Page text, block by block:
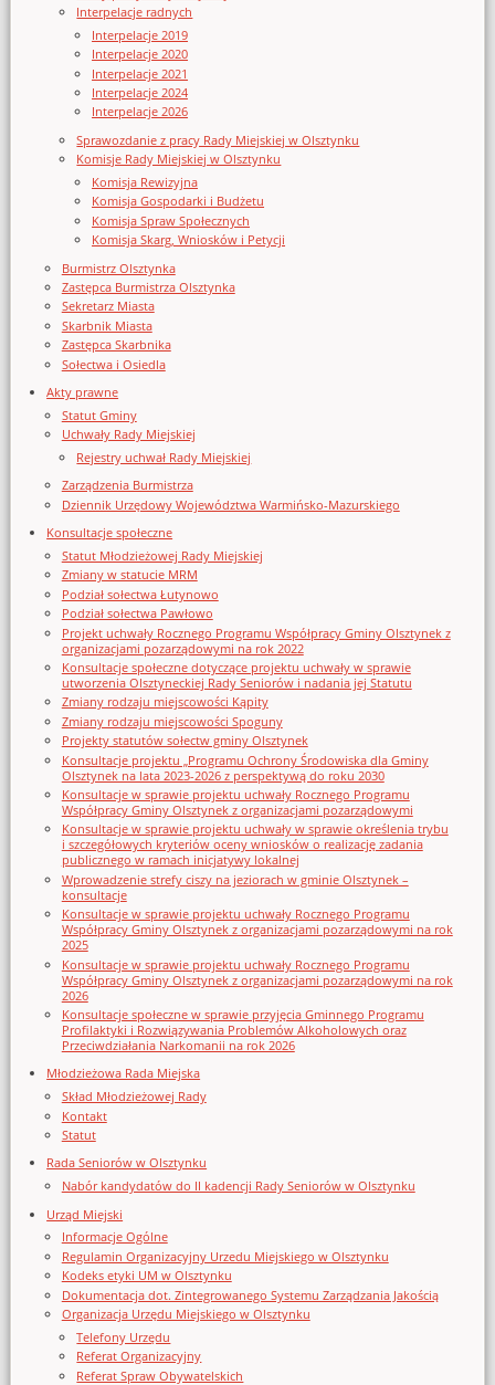
Interpelacje radnych
Interpelacje 2019
Interpelacje 2020
Interpelacje 2021
Interpelacje 2024
Interpelacje 2026
Sprawozdanie z pracy Rady Miejskiej w Olsztynku
Komisje Rady Miejskiej w Olsztynku
Komisja Rewizyjna
Komisja Gospodarki i Budżetu
Komisja Spraw Społecznych
Komisja Skarg, Wniosków i Petycji
Burmistrz Olsztynka
Zastępca Burmistrza Olsztynka
Sekretarz Miasta
Skarbnik Miasta
Zastępca Skarbnika
Sołectwa i Osiedla
Akty prawne
Statut Gminy
Uchwały Rady Miejskiej
Rejestry uchwał Rady Miejskiej
Zarządzenia Burmistrza
Dziennik Urzędowy Województwa Warmińsko-Mazurskiego
Konsultacje społeczne
Statut Młodzieżowej Rady Miejskiej
Zmiany w statucie MRM
Podział sołectwa Łutynowo
Podział sołectwa Pawłowo
Projekt uchwały Rocznego Programu Współpracy Gminy Olsztynek z
organizacjami pozarządowymi na rok 2022
Konsultacje społeczne dotyczące projektu uchwały w sprawie
utworzenia Olsztyneckiej Rady Seniorów i nadania jej Statutu
Zmiany rodzaju miejscowości Kąpity
Zmiany rodzaju miejscowości Spoguny
Projekty statutów sołectw gminy Olsztynek
Konsultacje projektu „Programu Ochrony Środowiska dla Gminy
Olsztynek na lata 2023-2026 z perspektywą do roku 2030
Konsultacje w sprawie projektu uchwały Rocznego Programu
Współpracy Gminy Olsztynek z organizacjami pozarządowymi
Konsultacje w sprawie projektu uchwały w sprawie określenia trybu
i szczegółowych kryteriów oceny wniosków o realizację zadania
publicznego w ramach inicjatywy lokalnej
Wprowadzenie strefy ciszy na jeziorach w gminie Olsztynek –
konsultacje
Konsultacje w sprawie projektu uchwały Rocznego Programu
Współpracy Gminy Olsztynek z organizacjami pozarządowymi na rok
2025
Konsultacje w sprawie projektu uchwały Rocznego Programu
Współpracy Gminy Olsztynek z organizacjami pozarządowymi na rok
2026
Konsultacje społeczne w sprawie przyjęcia Gminnego Programu
Profilaktyki i Rozwiązywania Problemów Alkoholowych oraz
Przeciwdziałania Narkomanii na rok 2026
Młodzieżowa Rada Miejska
Skład Młodzieżowej Rady
Kontakt
Statut
Rada Seniorów w Olsztynku
Nabór kandydatów do II kadencji Rady Seniorów w Olsztynku
Urząd Miejski
Informacje Ogólne
Regulamin Organizacyjny Urzedu Miejskiego w Olsztynku
Kodeks etyki UM w Olsztynku
Dokumentacja dot. Zintegrowanego Systemu Zarządzania Jakością
Organizacja Urzędu Miejskiego w Olsztynku
Telefony Urzędu
Referat Organizacyjny
Referat Spraw Obywatelskich